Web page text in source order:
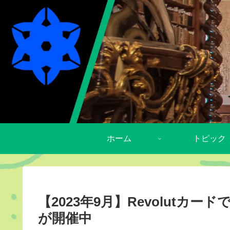
ホーム トピック
【2023年9月】Revolutカード
が開催中